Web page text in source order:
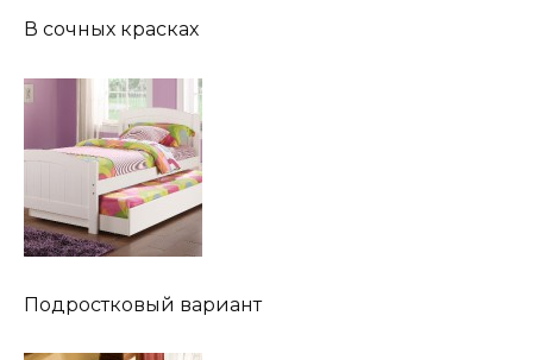
В сочных красках
Подростковый вариант